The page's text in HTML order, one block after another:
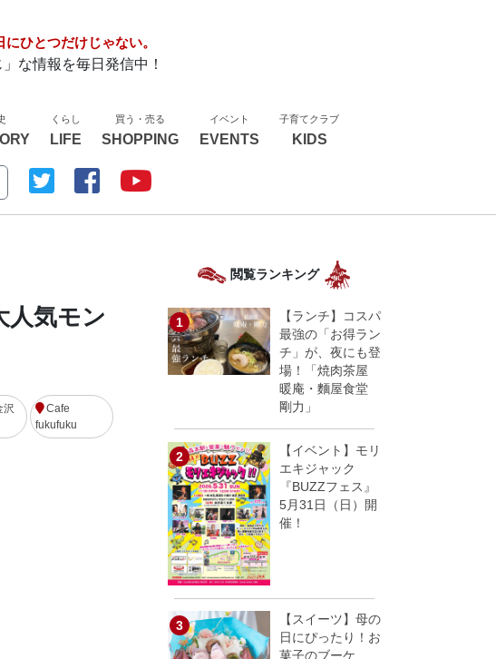
ひとつだけじゃない。
な情報を毎日発信中！
くらし
LIFE
買う・売る
SHOPPING
イベント
EVENTS
子育てクラブ
KIDS
人気モン
沢
Cafe
fukufuku
閲覧ランキング
【ランチ】コスパ
最強の「お得ラン
チ」が、夜にも登
場！「焼肉茶屋
暖庵・麵屋食堂
剛力」
【イベント】モリ
エキジャック
『BUZZフェス』
5月31日（日）開
催！
【スイーツ】母の
日にぴったり！お
菓子のブーケ